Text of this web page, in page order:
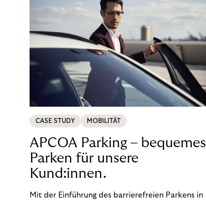
CASE STUDY MOBILITÄT
APCOA Parking – bequemes
Parken für unsere
Kund:innen.
Mit der Einführung des barrierefreien Parkens in